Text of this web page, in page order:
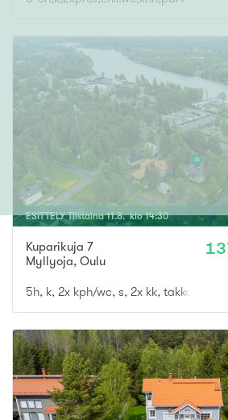
ESITTELY Tiistaina 11.8. klo14:30
Kuparikuja 7
Myllyoja, Oulu
5h, k, 2x kph/wc, s, 2x kk, takkah., vh,